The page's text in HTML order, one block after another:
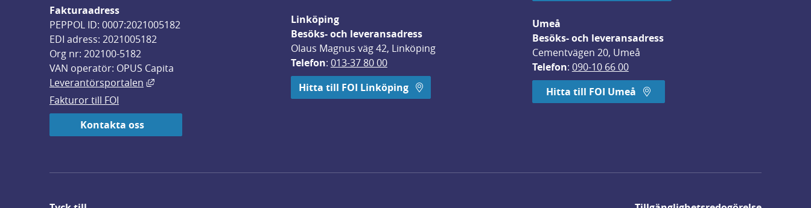
Fakturaadress
PEPPOL ID: 0007:2021005182
EDI adress: 2021005182
Org nr: 202100-5182
VAN operatör: OPUS Capita
Leverantörsportalen
Länk till annan webbplats, öppnas i nytt fönster.
Fakturor till FOI
Kontakta oss
Linköping
Besöks- och leveransadress
Olaus Magnus väg 42, Linköping
Telefon: 013-37 80 00
Hitta till FOI Linköping
Umeå
Besöks- och leveransadress
Cementvägen 20, Umeå
Telefon: 090-10 66 00
Hitta till FOI Umeå